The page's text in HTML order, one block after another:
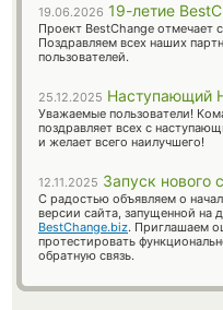
19.06.2026 19-летие
Проект BestChange отмечает
Поздравляем всех наших
пользователей.
25.12.2025 Наступающий
Уважаемые пользователи!
поздравляет всех с
и желает всего наилучшего!
12.11.2025 Запуск нового
С радостью объявляем о
версии сайта, запущенной на
BestChange.biz. Приглашаем
протестировать
обратную связь.